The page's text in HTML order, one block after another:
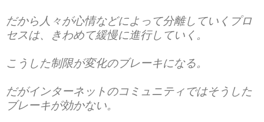
だから人々が心情などによって分離していくプロ
セスは、きわめて緩慢に進行していく。
こうした制限が変化のブレーキになる。
だがインターネットのコミュニティではそうした
ブレーキが効かない。